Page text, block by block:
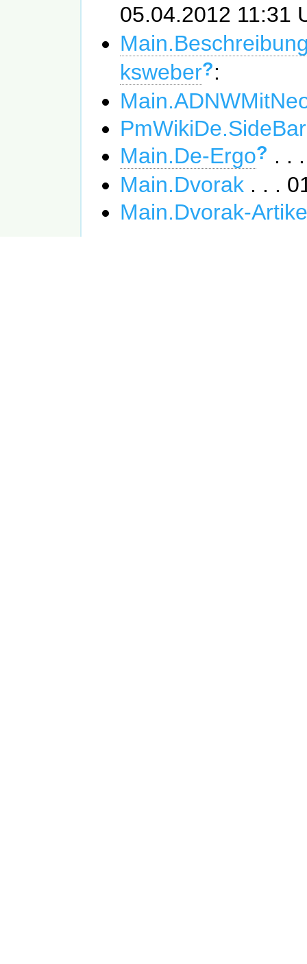
05.04.2012 11:31
ksweber?:
PmWikiDe.SideBar
Main.De-Ergo? . .
Main.Dvorak . . .
Main.Dvorak-